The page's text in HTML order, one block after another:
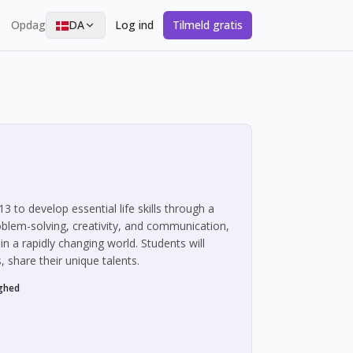
Opdag DA Log ind Tilmeld gratis
to develop essential life skills through a
solving, creativity, and communication,
a rapidly changing world. Students will
their unique talents.